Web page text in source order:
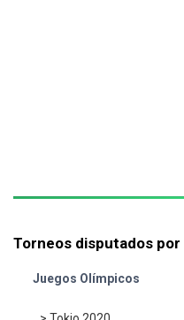
Torneos disputados por
Juegos Olímpicos